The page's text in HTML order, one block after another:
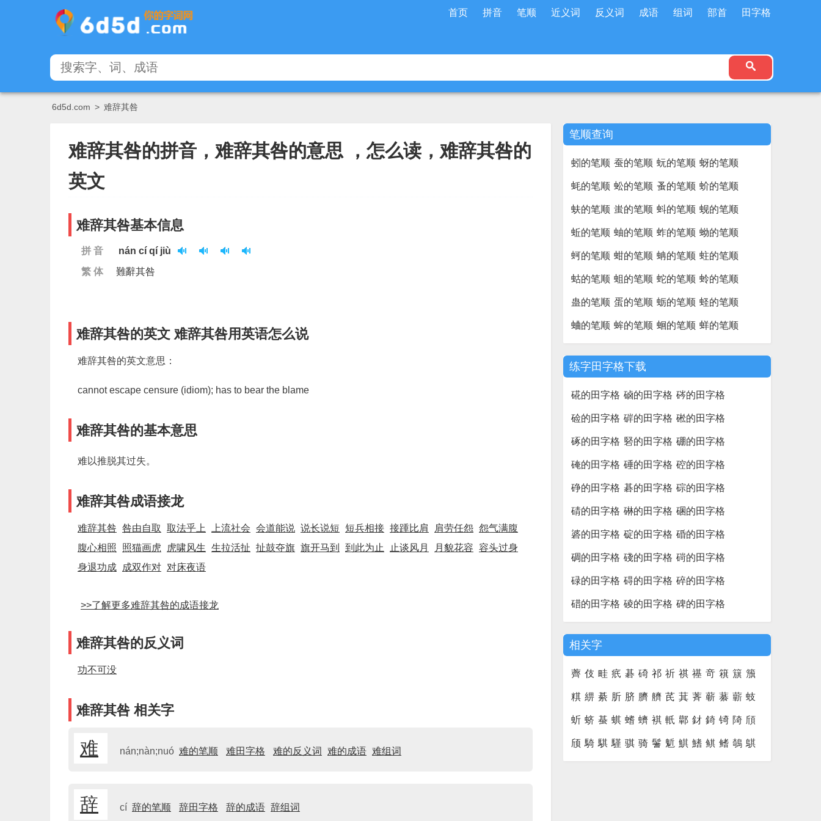
首页 拼音 笔顺 近义词 反义词 成语 组词 部首 田字格
6d5d.com > 难辞其咎
难辞其咎的拼音，难辞其咎的意思 ，怎么读，难辞其咎的
英文
难辞其咎基本信息
拼 音
nán cí qí jiù
繁 体
難辭其咎
难辞其咎的英文 难辞其咎用英语怎么说
难辞其咎的英文意思：
cannot escape censure (idiom); has to bear the blame
难辞其咎的基本意思
难以推脱其过失。
难辞其咎成语接龙
难辞其咎 咎由自取 取法乎上 上流社会 会道能说 说长说短 短兵相接 接踵比肩 肩劳任怨 怨气满腹
腹心相照
照猫画虎 虎啸风生 生拉活扯 扯鼓夺旗 旗开马到 到此为止 止谈风月 月貌花容 容头过身
身退功成
成双作对 对床夜语
>>了解更多难辞其咎的成语接龙
难辞其咎的反义词
功不可没
难辞其咎 相关字
难 nán;nàn;nuó 难的笔顺 难田字格 难的反义词 难的成语 难组词
辞 cí 辞的笔顺 辞田字格 辞的成语 辞组词
笔顺查询
蚓的笔顺 蚕的笔顺 蚖的笔顺 蚜的笔顺
蚝的笔顺 蚣的笔顺 蚤的笔顺 蚧的笔顺
蚨的笔顺 蚩的笔顺 蚪的笔顺 蚬的笔顺
蚯的笔顺 蚰的笔顺 蚱的笔顺 蚴的笔顺
蚵的笔顺 蚶的笔顺 蚺的笔顺 蛀的笔顺
蛄的笔顺 蛆的笔顺 蛇的笔顺 蛉的笔顺
蛊的笔顺 蛋的笔顺 蛎的笔顺 蛏的笔顺
蛐的笔顺 蛑的笔顺 蛔的笔顺 蛘的笔顺
练字田字格下载
硴的田字格 硵的田字格 硶的田字格
硷的田字格 硸的田字格 硹的田字格
硺的田字格 硻的田字格 硼的田字格
硽的田字格 硾的田字格 硿的田字格
碀的田字格 碁的田字格 碂的田字格
碃的田字格 碄的田字格 碅的田字格
碆的田字格 碇的田字格 碈的田字格
碉的田字格 碊的田字格 碋的田字格
碌的田字格 碍的田字格 碎的田字格
碏的田字格 碐的田字格 碑的田字格
相关字
薺 伎 畦 疧 碁 碕 祁 祈 祺 禥 竒 簯 簱 籏
粸 綥 綦 肵 脐 臍 艩 芪 萁 萕 蕲 藄 蘄 蚑
蚚 蛴 蜝 蜞 螧 蠐 褀 軝 鄿 釮 錡 锜 陭 頎
颀 騎 騏 騹 骐 骑 鬐 鬿 鯕 鰭 鲯 鳍 鵸 鶀